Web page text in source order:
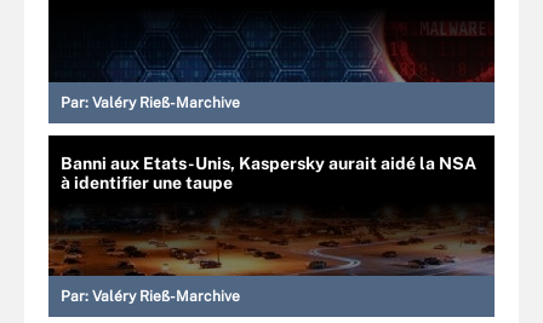
Par: Valéry Rieß-Marchive
Banni aux Etats-Unis, Kaspersky aurait aidé la NSA
à identifier une taupe
Par: Valéry Rieß-Marchive